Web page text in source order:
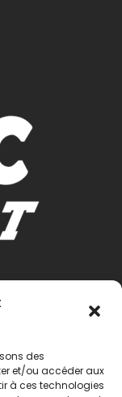
des
et/ou accéder aux
à ces technologies